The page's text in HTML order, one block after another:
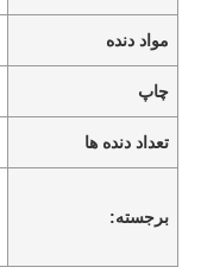
مواد دنده
چاپ
تعداد دنده ها
برجسته: